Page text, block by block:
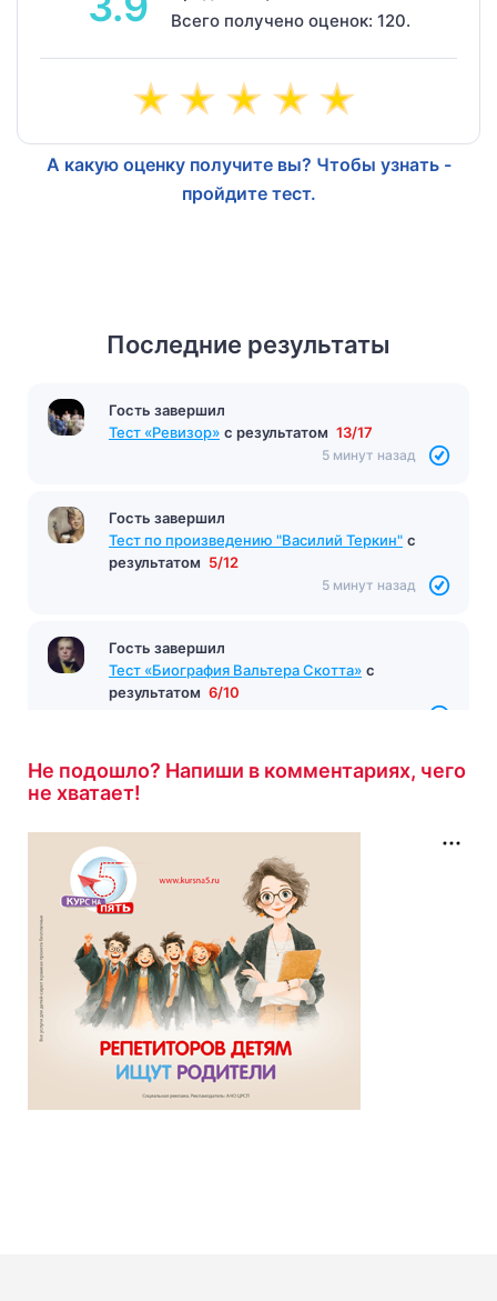
Всего получено оценок: 120.
А какую оценку получите вы? Чтобы узнать -
пройдите тест.
Последние результаты
Гость завершил
Тест «Ревизор» с результатом 13/17
5 минут назад
Гость завершил
Тест по произведению "Василий Теркин" с
результатом 5/12
5 минут назад
Гость завершил
Тест «Биография Вальтера Скотта» с
результатом 6/10
Не подошло? Напиши в комментариях, чего
не хватает!